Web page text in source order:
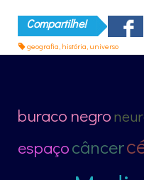
Compartilhe!
geografia, história, universo
buraco negro
espaçocâncer